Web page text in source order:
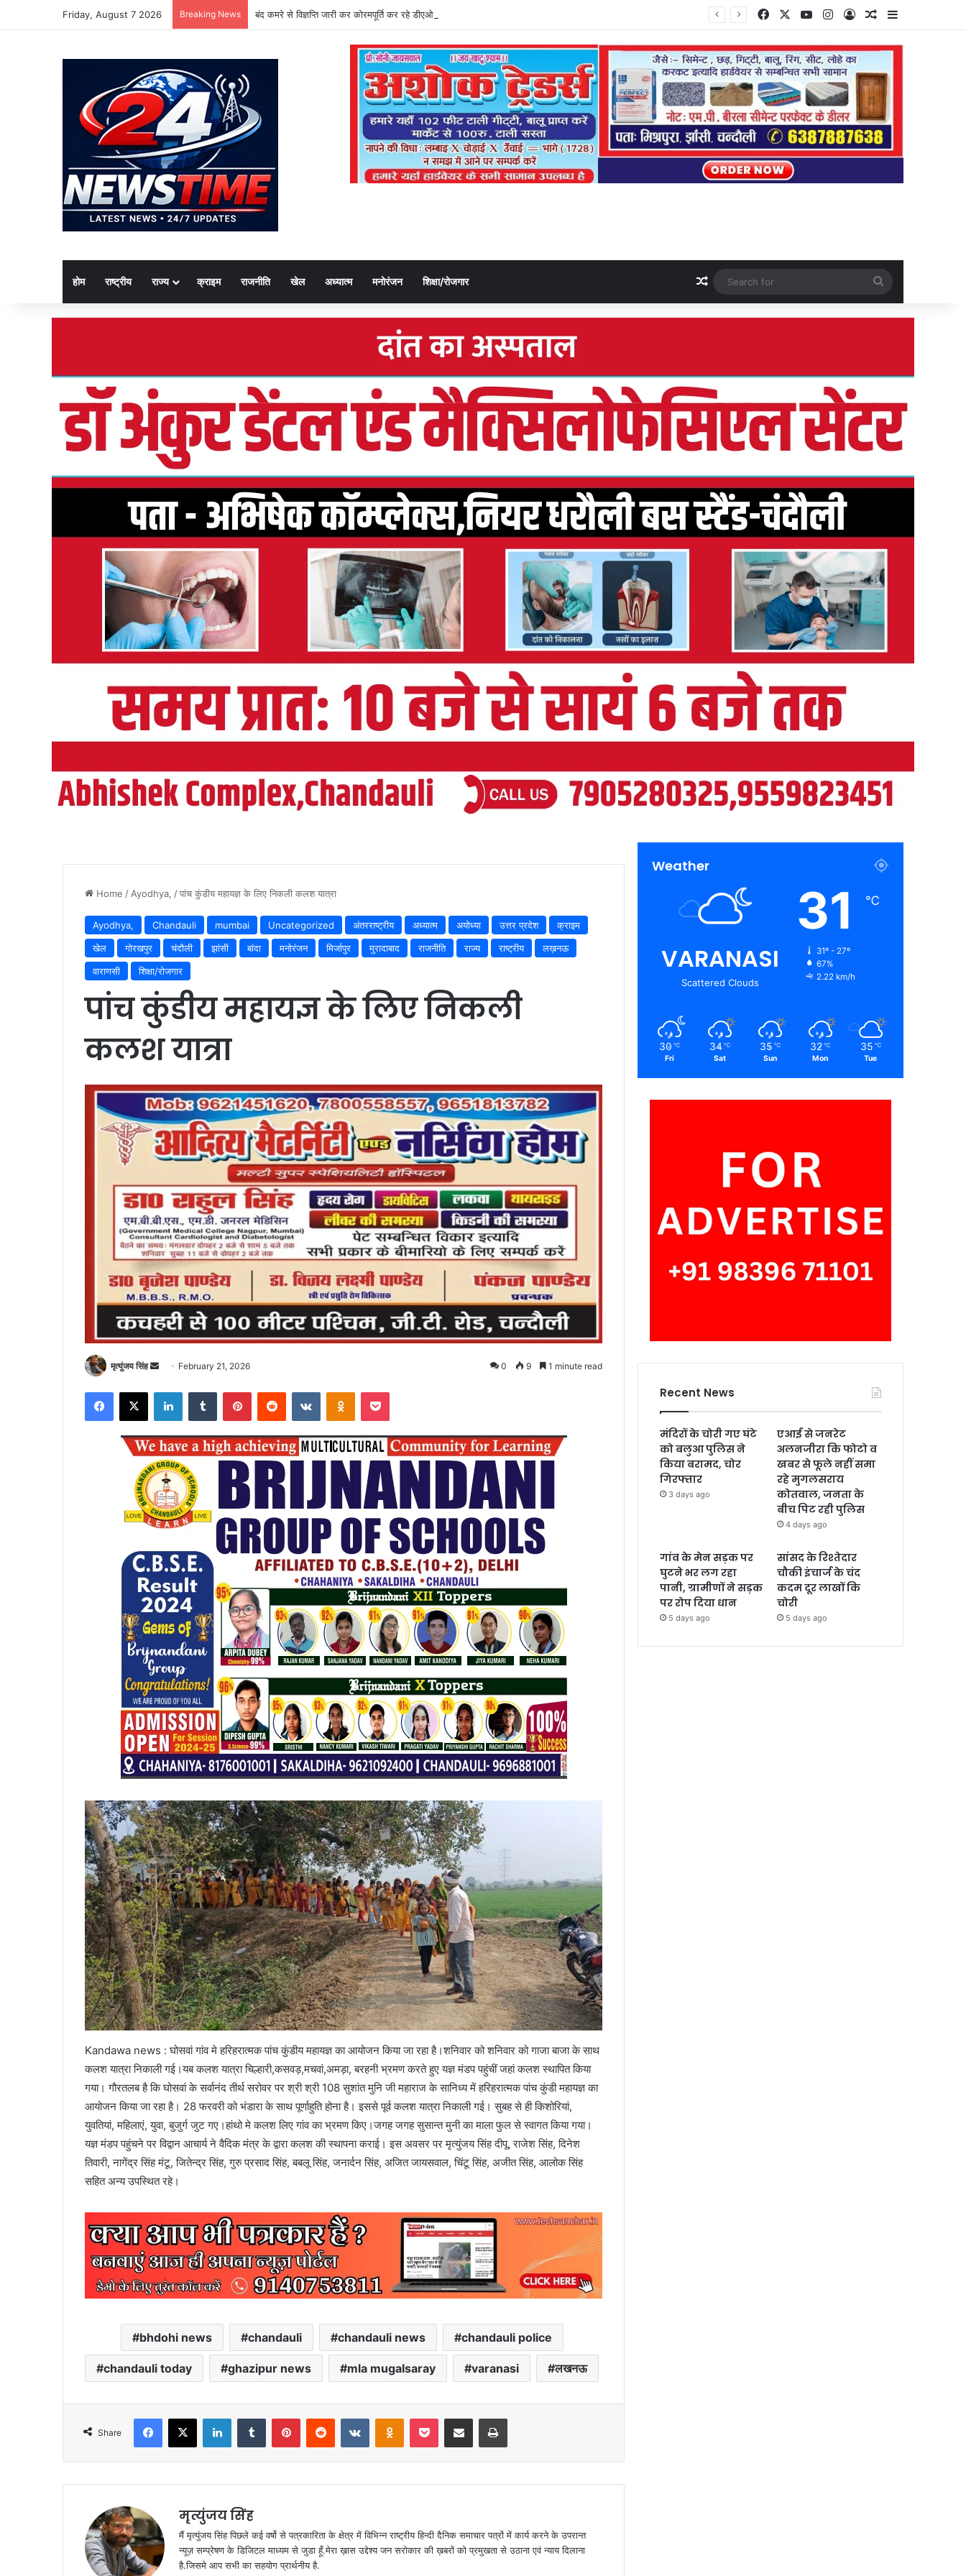
Friday, August 7 2026 Breaking News बंद कमरे से विज्ञप्ति जारी कर कोरमपूर्ति कर रहे डीएओ, किसानों को लूट रहे निजी दुकानदार FacebookYouTubeInstagram
Log InRandom Article
Sidebar
होम राष्ट्रीय राज्य क्राइम राजनीति खेल अध्यात्म मनोरंजन शिक्षा/रोजगार Random Article
for
Home / Ayodhya, /पांच कुंडीय महायज्ञ के लिए निकली कलश यात्रा
Ayodhya, Chandauli mumbai Uncategorized अंतरराष्ट्रीय अध्यात्म अयोध्या उत्तर प्रदेश
क्राइम
खेल
गोरखपुर चंदौली झांसी बांदा मनोरंजन मिर्जापुर मुरादाबाद राजनीति राज्य राष्ट्रीय
लख़नऊ
वाराणसी
शिक्षा/रोजगार
पांच कुंडीय महायज्ञ के लिए निकली
कलश यात्रा
मृत्युंजय सिंह
Send
email
February 21, 2026 0 9 1 minute read
Facebook
X LinkedInTumblr PinterestReddit VKontakteOdnoklassniki
Pocket
Kandawa news : घोसवां गांव मे हरिहरात्मक पांच कुंडीय महायज्ञ का आयोजन किया जा रहा है।शनिवार को शनिवार को गाजा बाजा के साथ
कलश यात्रा निकाली गई।यब कलश यात्रा चिल्हारी,कसवड़,मचवां,अमड़ा, बरहनी भ्रमण करते हुए यज्ञ मंडप पहुंचीं जहां कलश स्थापित किया
गया। गौरतलब है कि घोसवां के सर्वानंद तीर्थ सरोवर पर श्री श्री 108 सुशांत मुनि जी महाराज के सानिध्य में हरिहरात्मक पांच कुंडी महायज्ञ का
आयोजन किया जा रहा है। 28 फरवरी को भंडारा के साथ पूर्णाहुति होना है। इससे पूर्व कलश यात्रा निकाली गई। सुबह से ही किशोरियां,
युवतियां, महिलाएं, युवा, बुजुर्ग जुट गए।हांथो मे कलश लिए गांव का भ्रमण किए।जगह जगह सुसान्त मुनी का माला फुल से स्वागत किया गया।
यज्ञ मंडप पहुंचने पर विद्वान आचार्य ने वैदिक मंत्र के द्वारा कलश की स्थापना कराई। इस अवसर पर मृत्युंजय सिंह दीपू, राजेश सिंह, दिनेश
तिवारी, नागेंद्र सिंह मंटू, जितेन्द्र सिंह, गुरु प्रसाद सिंह, बबलू सिंह, जनार्दन सिंह, अजित जायसवाल, चिंटू सिंह, अजीत सिंह, आलोक सिंह
सहित अन्य उपस्थित रहे।
bhdohi news chandauli chandauli news chandauli police
chandauli today ghazipur news mla mugalsaray varanasi लखनऊ
Share
Facebook
X LinkedInTumblr PinterestReddit VKontakteOdnoklassniki
Pocket Share via Email Print
मृत्युंजय सिंह
मैं मृत्युंजय सिंह पिछले कई वर्षो से पत्रकारिता के क्षेत्र में विभिन्न राष्ट्रीय हिन्दी दैनिक समाचार पत्रों में कार्य करने के उपरान्त
न्यूज़ सम्प्रेषण के डिजिटल माध्यम से जुडा हूँ.मेरा ख़ास उद्देश्य जन सरोकार की ख़बरों को प्रमुखता से उठाना एवं न्याय दिलाना
है.जिसमे आप सभी का सहयोग प्रार्थनीय है.
Weather
VARANASI
Scattered Clouds
31 ℃
31º - 27º
67%
2.22 km/h
30 ℃
Fri
34 ℃
Sat
35 ℃
Sun
32 ℃
Mon
35 ℃
Tue
Recent News
मंदिरों के चोरी गए घंटे
को बलुआ पुलिस ने
किया बरामद, चोर
गिरफ्तार
3 days ago
एआई से जनरेट
अलनजीरा कि फोटो व
खबर से फूले नहीं समा
रहे मुगलसराय
कोतवाल, जनता के
बीच पिट रही पुलिस
4 days ago
गांव के मेन सड़क पर
घुटने भर लग रहा
पानी, ग्रामीणों ने सड़क
पर रोप दिया धान
5 days ago
सांसद के रिश्तेदार
चौकी इंचार्ज के चंद
कदम दूर लाखों कि
चोरी
5 days ago